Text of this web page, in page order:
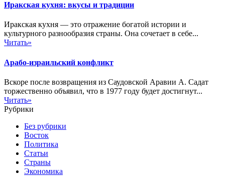
Иракская кухня: вкусы и традиции
Иракская кухня — это отражение богатой истории и
культурного разнообразия страны. Она сочетает в себе...
Читать»
Арабо-израильский конфликт
Вскоре после возвращения из Саудовской Аравии А. Садат
торжественно объявил, что в 1977 году будет достигнут...
Читать»
Рубрики
Без рубрики
Восток
Политика
Статьи
Страны
Экономика